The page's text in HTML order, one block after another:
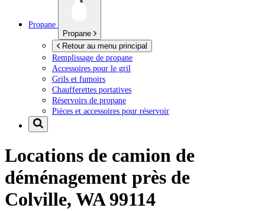
Propane
Propane
Retour au menu principal
Remplissage de propane
Accessoires pour le gril
Grils et fumoirs
Chaufferettes portatives
Réservoirs de propane
Pièces et accessoires pour réservoir
Locations de camion de
déménagement près de
Colville, WA 99114